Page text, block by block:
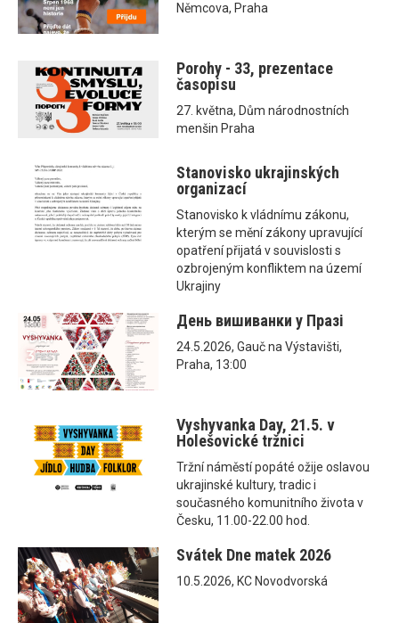
Němcova, Praha
Porohy - 33, prezentace
časopisu
27. května, Dům národnostních
menšin Praha
Stanovisko ukrajinských
organizací
Stanovisko k vládnímu zákonu,
kterým se mění zákony upravující
opatření přijatá v souvislosti s
ozbrojeným konfliktem na území
Ukrajiny
День вишиванки у Празі
24.5.2026, Gauč na Výstavišti,
Praha, 13:00
Vyshyvanka Day, 21.5. v
Holešovické tržnici
Tržní náměstí popáté ožije oslavou
ukrajinské kultury, tradic i
současného komunitního života v
Česku, 11.00-22.00 hod.
Svátek Dne matek 2026
10.5.2026, KC Novodvorská